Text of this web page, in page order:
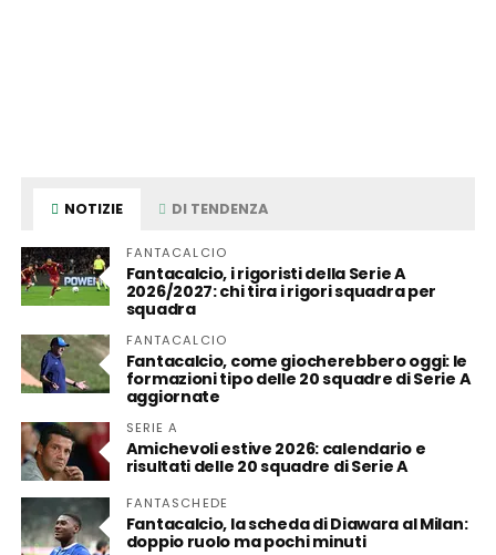
NOTIZIE DI TENDENZA
FANTACALCIO
Fantacalcio, i rigoristi della Serie A
2026/2027: chi tira i rigori squadra per
squadra
FANTACALCIO
Fantacalcio, come giocherebbero oggi: le
formazioni tipo delle 20 squadre di Serie A
aggiornate
SERIE A
Amichevoli estive 2026: calendario e
risultati delle 20 squadre di Serie A
FANTASCHEDE
Fantacalcio, la scheda di Diawara al Milan:
doppio ruolo ma pochi minuti